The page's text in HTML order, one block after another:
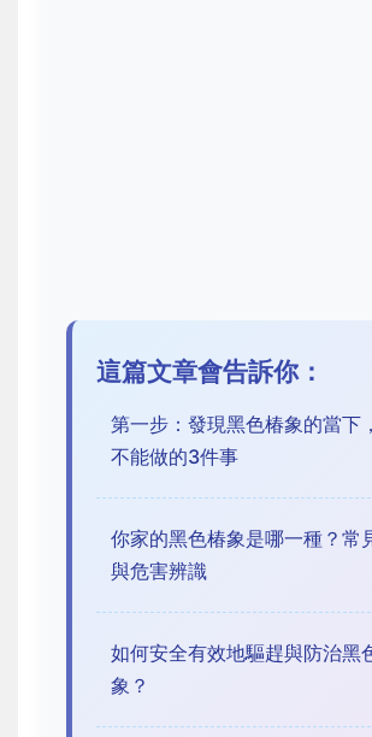
這篇文章會告訴你：
第一步：發現黑色椿象的當下
不能做的3件事
你家的黑色椿象是哪一種？常
與危害辨識
如何安全有效地驅趕與防治黑
象？